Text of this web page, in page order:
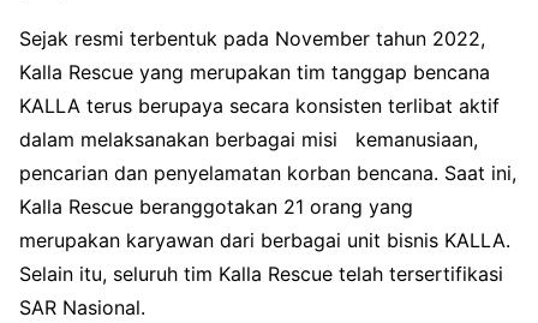
Sejak resmi terbentuk pada November tahun 2022,
Kalla Rescue yang merupakan tim tanggap bencana
KALLA terus berupaya secara konsisten terlibat aktif
dalam melaksanakan berbagai misi kemanusiaan,
pencarian dan penyelamatan korban bencana. Saat ini,
Kalla Rescue beranggotakan 21 orang yang
merupakan karyawan dari berbagai unit bisnis KALLA.
Selain itu, seluruh tim Kalla Rescue telah tersertifikasi
SAR Nasional.